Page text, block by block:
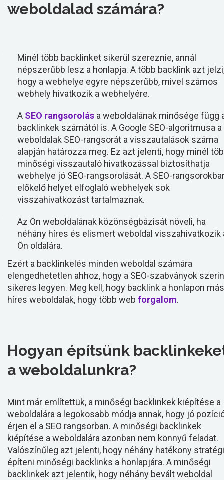
weboldalad számára?
Minél több backlinket sikerül szereznie, annál
népszerűbb lesz a honlapja. A több backlink azt
hogy a webhelye egyre népszerűbb, mivel számos
webhely hivatkozik a webhelyére.
A SEO rangsorolás a weboldalának minősége függ
backlinkek számától is. A Google SEO-algoritmusa a
weboldalak SEO-rangsorát a visszautalások száma
alapján határozza meg. Ez azt jelenti, hogy minél
minőségi visszautaló hivatkozással biztosíthatja
webhelye jó SEO-rangsorolását. A SEO-
előkelő helyet elfoglaló webhelyek sok
visszahivatkozást tartalmaznak.
Az Ön weboldalának közönségbázisát növeli, ha
néhány híres és elismert weboldal visszahivatkozik
Ön oldalára.
Ezért a backlinkelés minden weboldal számára
elengedhetetlen ahhoz, hogy a SEO-szabványok
sikeres legyen. Meg kell, hogy backlink a honlapon más
híres weboldalak, hogy több web forgalom.
Hogyan építsünk
a weboldalunkra?
Mint már említettük, a minőségi backlinkek kiépítése a
weboldalára a legokosabb módja annak, hogy jó
érjen el a SEO rangsorban. A minőségi backlinkek
kiépítése a weboldalára azonban nem könnyű feladat.
Valószínűleg azt jelenti, hogy néhány hatékony
építeni minőségi backlinks a honlapjára. A minőségi
backlinkek azt jelentik, hogy néhány bevált weboldal